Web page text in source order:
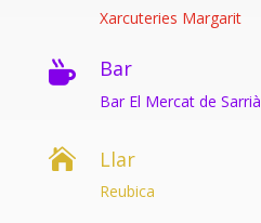
Xarcuteries Margarit
 Bar
Bar El Mercat de Sarrià
 Llar
Reubica